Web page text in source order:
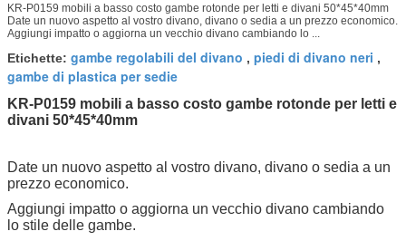
KR-P0159 mobili a basso costo gambe rotonde per letti e divani 50*45*40mm
Date un nuovo aspetto al vostro divano, divano o sedia a un prezzo economico.
Aggiungi impatto o aggiorna un vecchio divano cambiando lo ...
Etichette: gambe regolabili del divano , piedi di divano neri ,
gambe di plastica per sedie
KR-P0159 mobili a basso costo gambe rotonde per letti e
divani 50*45*40mm
Date un nuovo aspetto al vostro divano, divano o sedia a un
prezzo economico.
Aggiungi impatto o aggiorna un vecchio divano cambiando
lo stile delle gambe.